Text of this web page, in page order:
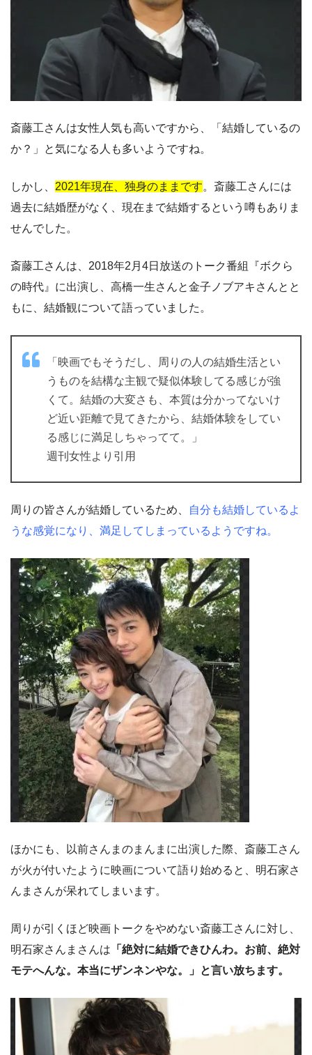
斎藤工さんは女性人気も高いですから、「結婚しているの
か？」と気になる人も多いようですね。
しかし、 2021年現在、独身のままです。斎藤工さんには
過去に結婚歴がなく、現在まで結婚するという噂もありま
せんでした。
斎藤工さんは、2018年2月4日放送のトーク番組『ボクら
の時代』に出演し、高橋一生さんと金子ノブアキさんとと
もに、結婚観について語っていました。
「映画でもそうだし、周りの人の結婚生活とい
うものを結構な主観で疑似体験してる感じが強
くて。結婚の大変さも、本質は分かってないけ
ど近い距離で見てきたから、結婚体験をしてい
る感じに満足しちゃってて。」
週刊女性より引用
周りの皆さんが結婚しているため、
自分も結婚しているよ
うな感覚になり、満足してしまっているようですね。
ほかにも、以前さんまのまんまに出演した際、斎藤工さん
が火が付いたように映画について語り始めると、明石家さ
んまさんが呆れてしまいます。
周りが引くほど映画トークをやめない斎藤工さんに対し、
明石家さんまさんは 「絶対に結婚できひんわ。お前、絶対
モテへんな。本当にザンネンやな。」と言い放ちます。